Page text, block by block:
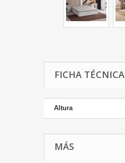
FICHA TÉCNICA
Altura
MÁS